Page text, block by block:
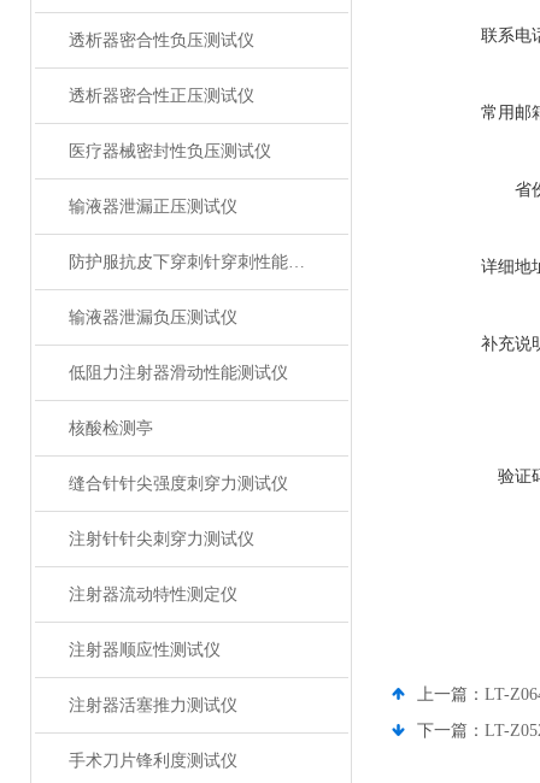
透析器密合性负压测试仪
透析器密合性正压测试仪
医疗器械密封性负压测试仪
输液器泄漏正压测试仪
防护服抗皮下穿刺针穿刺性能测试仪
输液器泄漏负压测试仪
低阻力注射器滑动性能测试仪
核酸检测亭
缝合针针尖强度刺穿力测试仪
注射针针尖刺穿力测试仪
注射器流动特性测定仪
注射器顺应性测试仪
注射器活塞推力测试仪
手术刀片锋利度测试仪
联系电
常用邮
省
详细地
补充说
验证
上一篇： LT-
下一篇： LT-